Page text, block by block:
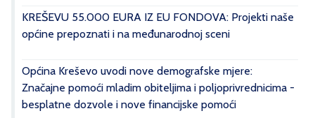
KREŠEVU 55.000 EURA IZ EU FONDOVA: Projekti naše
općine prepoznati i na međunarodnoj sceni
Općina Kreševo uvodi nove demografske mjere:
Značajne pomoći mladim obiteljima i poljoprivrednicima -
besplatne dozvole i nove financijske pomoći